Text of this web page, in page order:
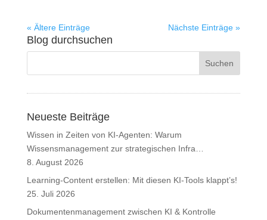
« Ältere Einträge Nächste Einträge »
Blog durchsuchen
Neueste Beiträge
Wissen in Zeiten von KI-Agenten: Warum
Wissensmanagement zur strategischen Infra…
8. August 2026
Learning-Content erstellen: Mit diesen KI-Tools klappt’s!
25. Juli 2026
Dokumentenmanagement zwischen KI & Kontrolle